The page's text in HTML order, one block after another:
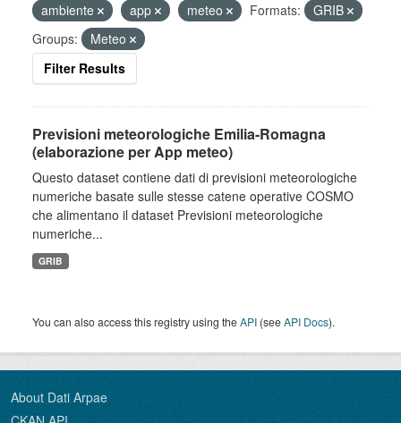
ambiente
app meteo Formats:
GRIB
Groups:
Meteo
Filter Results
Previsioni meteorologiche Emilia-Romagna
(elaborazione per App meteo)
Questo dataset contiene dati di previsioni meteorologiche
numeriche basate sulle stesse catene operative COSMO
che alimentano il dataset Previsioni meteorologiche
numeriche...
GRIB
You can also access this registry using theAPI (seeAPI Docs).
About Dati Arpae